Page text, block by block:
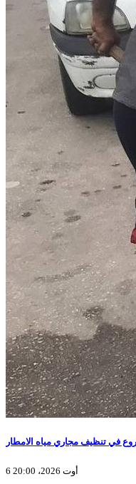
في تنظيف مجاري مياه الامطار
6 أوت 2026، 20:00